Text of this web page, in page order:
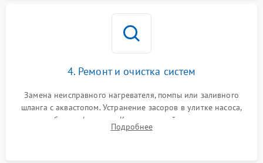
4. Ремонт и очистка систем
Замена неисправного нагревателя, помпы или заливного
шланга с аквастопом. Устранение засоров в улитке насоса,
патрубках и фильтрах. Компонентный ремонт платы
управления, восстановление поврежденной проводки.
Подробнее